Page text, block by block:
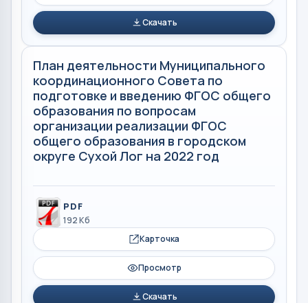
Скачать
План деятельности Муниципального
координационного Совета по
подготовке и введению ФГОС общего
образования по вопросам
организации реализации ФГОС
общего образования в городском
округе Сухой Лог на 2022 год
PDF
192 Кб
Карточка
Просмотр
Скачать